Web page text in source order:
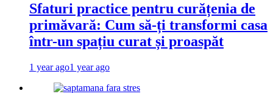
Sfaturi practice pentru curățenia de
primăvară: Cum să-ți transformi casa
într-un spațiu curat și proaspăt
1 year ago1 year ago